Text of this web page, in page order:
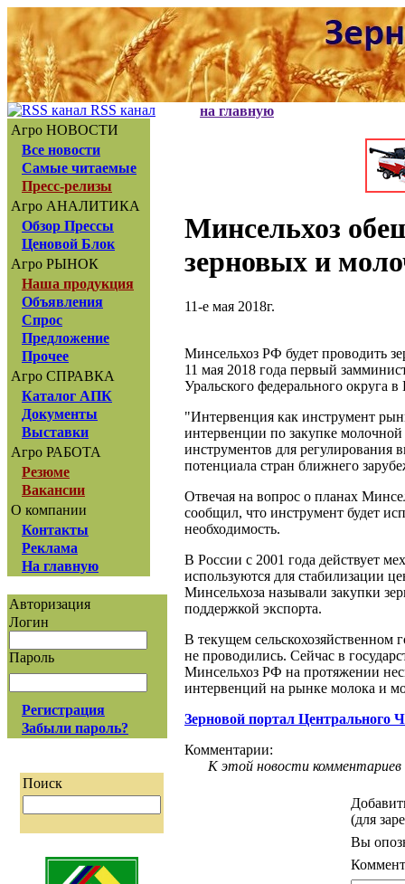
RSS канал
Агро НОВОСТИ
Все новости
Самые читаемые
Пресс-релизы
Агро АНАЛИТИКА
Обзор Прессы
Ценовой Блок
Агро РЫНОК
Наша продукция
Объявления
Спрос
Предложение
Прочее
Агро СПРАВКА
Каталог АПК
Документы
Выставки
Агро РАБОТА
Резюме
Вакансии
О компании
Контакты
Реклама
На главную
Авторизация
Логин
Пароль
Регистрация
Забыли пароль?
Поиск
на главную
Минсельхоз
зерновых и
11-е мая 2018г.
Минсельхоз РФ будет проводить
11 мая 2018 года первый
Уральского федерального округа в
"Интервенция как инструмент
интервенции по закупке
инструментов для регулирования
потенциала стран ближнего
Отвечая на вопрос о планах
сообщил, что инструмент будет
необходимость.
В России с 2001 года действует
используются для стабилизации
Минсельхоза называли закупки
поддержкой экспорта.
В текущем сельскохозяйственном
не проводились. Сейчас в
Минсельхоз РФ на протяжении
интервенций на рынке молока и
Зерновой портал Центрального
Комментарии:
К этой новости комментариев
(для
Вы